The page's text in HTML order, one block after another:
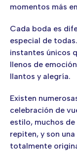
momentos más
Cada boda es
especial de
instantes únicos
llenos de
llantos y alegría.
Existen
celebración de
estilo, muchos
repiten, y son
totalmente